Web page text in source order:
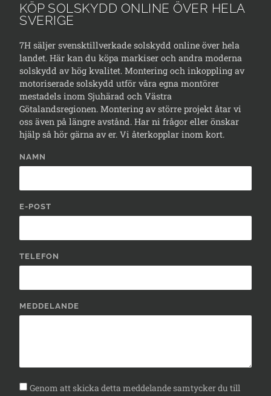
KÖP SOLSKYDD ONLINE ÖVER HELA
SVERIGE
7H säljer svensktillverkade solskydd online över hela
landet. Här kan du köpa markiser och andra moderna
solskydd av hög kvalitet. Montering och inkoppling av
motoriserade solskydd utför våra egna montörer
mestadels inom Sjuhärad och Västra
Götalandsregionen. Montering av större projekt åtar vi
oss även på längre avstånd. Har ni frågor eller önskar
hjälp så hör gärna av er. Vi återkopplar inom kort.
NAMN
E-POST
TELEFON
MEDDELANDE
Genom att skicka detta meddelande samtycker du till